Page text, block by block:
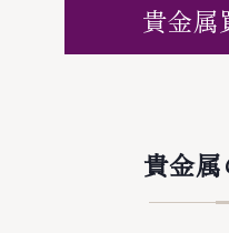
貴金属
貴金